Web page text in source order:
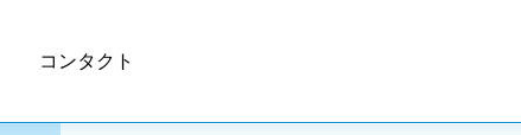
コンタクト